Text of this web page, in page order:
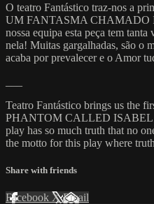
O teatro Fantástico traz-nos a
UM FANTASMA CHAMADO
nossa equipa esta peça tem
nela! Muitas gargalhadas, são o
acaba por prevalecer e o Amor
Teatro Fantástico brings us the
PHANTOM CALLED ISABEL.
play has so much truth that no
the motto for this play where
Share with friends
Facebook XEmail